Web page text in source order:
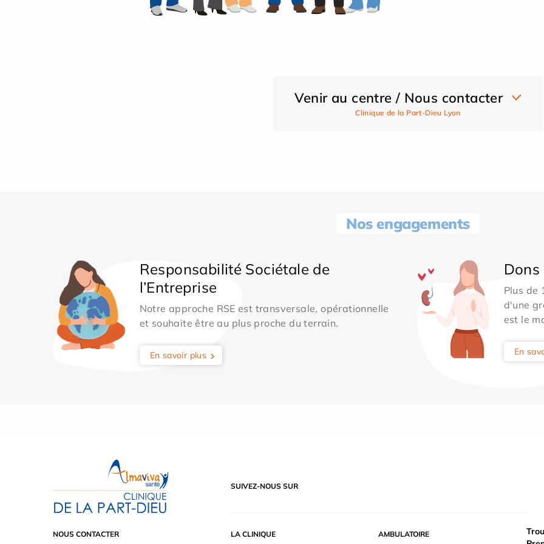
Venir au centre / Nous contacter
Clinique de la Part-Dieu Lyon
Nos engagements
Responsabilité Sociétale de
l’Entreprise
Notre approche RSE est transversale, opérationnelle
et souhaite être au plus proche du terrain.
En savoir plus
Plus de
d'une
est le
En
SUIVEZ-NOUS SUR
NOUS CONTACTER LA CLINIQUE AMBULATOIRE